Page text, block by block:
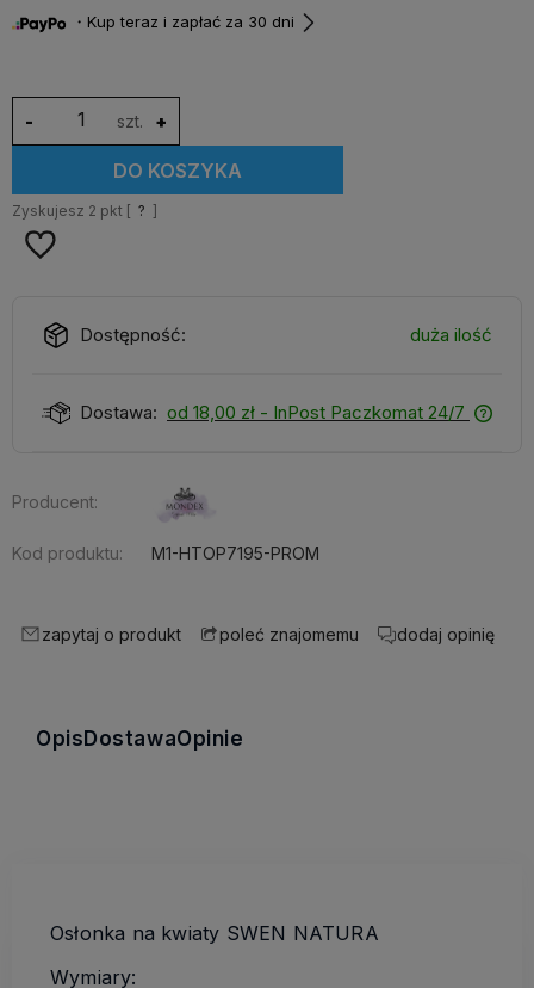
・Kup teraz i zapłać za 30 dni
szt. +
-
DO KOSZYKA
Zyskujesz 2 pkt [ ? ]
Dostępność: duża ilość
Dostawa: od 18,00 zł - InPost Paczkomat 24/7
Producent:
Kod produktu: M1-HTOP7195-PROM
zapytaj o produkt poleć znajomemu dodaj opinię
OpisDostawaOpinie
Osłonka na kwiaty SWEN NATURA
Wymiary: